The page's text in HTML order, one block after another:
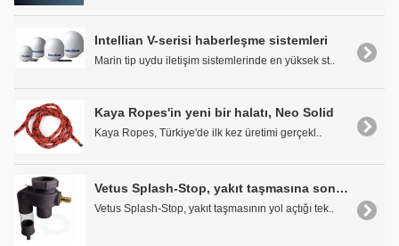
Intellian V-serisi haberleşme sistemleri
Marin tip uydu iletişim sistemlerinde en yüksek st..
Kaya Ropes'in yeni bir halatı, Neo Solid
Kaya Ropes, Türkiye'de ilk kez üretimi gerçekl..
Vetus Splash-Stop, yakıt taşmasına son veriyor
Vetus Splash-Stop, yakıt taşmasının yol açtığı tek..